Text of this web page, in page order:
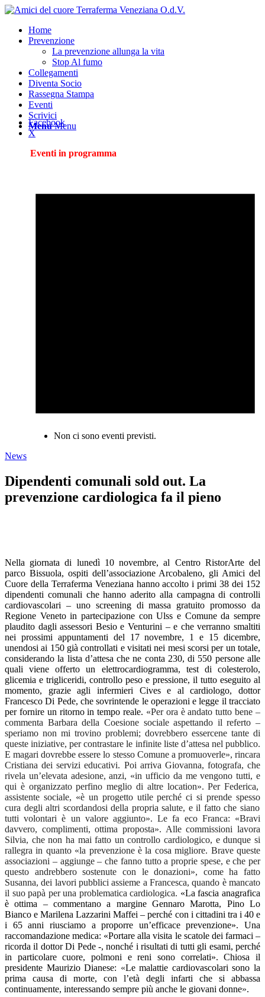
Home
Prevenzione
La prevenzione allunga la vita
Stop Al fumo
Collegamenti
Diventa Socio
Rassegna Stampa
Eventi
Scrivici
Menu Menu
Facebook
X
Eventi in programma
Non ci sono eventi previsti.
News
Dipendenti comunali sold out. La
prevenzione cardiologica fa il pieno
Nella giornata di lunedì 10 novembre, al Centro RistorArte del
parco Bissuola, ospiti dell’associazione Arcobaleno, gli Amici del
Cuore della Terraferma Veneziana hanno accolto i primi 38 dei 152
dipendenti comunali che hanno aderito alla campagna di controlli
cardiovascolari – uno screening di massa gratuitopromosso da
Regione Veneto in partecipazione con Ulss e Comuneda sempre
plaudito dagli assessori Besio e Venturini –e che verranno smaltiti
nei prossimi appuntamenti del 17 novembre, 1 e 15 dicembre,
unendosi ai 150 già controllati e visitati nei mesi scorsi per un totale,
considerando la lista d’attesa che ne conta 230, di 550 persone alle
qualiviene offerto un elettrocardiogramma, test di colesterolo,
glicemia e trigliceridi, controllo peso e pressione, il tutto eseguito al
momento, grazie agli infermieri Cives e al cardiologo, dottor
Francesco Di Pede, che sovrintende le operazioni e legge il tracciato
per fornire un ritorno in tempo reale. «Per ora è andatotutto bene –
commenta Barbara della Coesione sociale aspettando il referto –
speriamo non mi trovino problemi; dovrebbero essercene tante di
queste iniziative, per contrastare le infinite liste d’attesa nel pubblico.
E magaridovrebbe essere lo stesso Comune a promuoverle»,rincara
Cristiana dei servizi educativi. Poi arriva Giovanna, fotografa, che
rivela un’elevata adesione,anzi, «in ufficio da mevengonotutti,e
qui èorganizzatoperfino meglio di altre location». PerFederica,
assistente sociale, «è un progetto utile perché cisi prende spesso
cura degli altri scordandosi della propria salute, e il fatto che siano
tutti volontari è un valore aggiunto». Le fa eco Franca: «Bravi
davvero, complimenti, ottima proposta». Alle commissioni lavora
Silvia, che non ha mai fatto un controllo cardiologico, e dunque si
rallegra in quanto «la prevenzione è la cosa migliore. Brave queste
associazioni – aggiunge – che fanno tuttoa proprie spese, e che per
questo andrebbero sostenute con le donazioni», come ha fatto
Susanna, dei lavori pubblici assieme a Francesca, quando è mancato
il suo papà per una problematica cardiologica. «La fascia anagrafica
è ottima – commentanoa margineGennaro Marotta, Pino Lo
Bianco eMarilena Lazzarini Maffei – perché con i cittadini tra i 40 e
i 65 anni riusciamo a proporre un’efficace prevenzione». Una
raccomandazione medica: «Portare alla visita le scatole dei farmaci –
ricorda il dottor Di Pede -, nonché i risultati di tutti gli esami, perché
in particolare cuore, polmoni e reni sono correlati». Chiosa il
presidente Maurizio Dianese: «Le malattie cardiovascolari sono la
prima causa di morte, con l’età degli infarti che si abbassa
continuamente, interessando sempre più anche le giovani donne».